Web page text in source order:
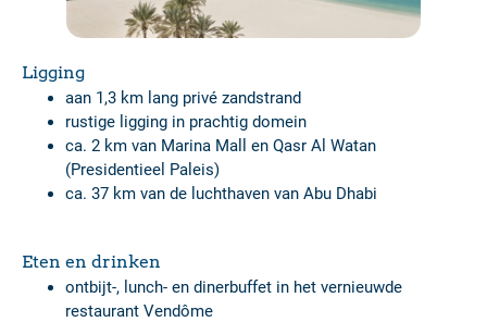
Ligging
aan 1,3 km lang privé zandstrand
rustige ligging in prachtig domein
ca. 2 km van Marina Mall en Qasr Al Watan
(Presidentieel Paleis)
ca. 37 km van de luchthaven van Abu Dhabi
Eten en drinken
ontbijt-, lunch- en dinerbuffet in het vernieuwde
restaurant Vendôme